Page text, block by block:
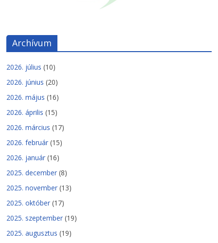
Archívum
2026. július (10)
2026. június (20)
2026. május (16)
2026. április (15)
2026. március (17)
2026. február (15)
2026. január (16)
2025. december (8)
2025. november (13)
2025. október (17)
2025. szeptember (19)
2025. augusztus (19)